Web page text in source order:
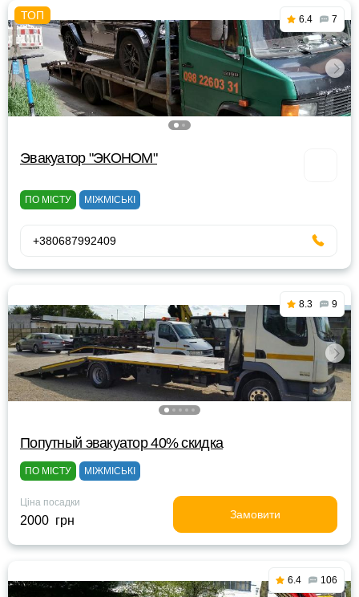
6.4 7
Эвакуатор "ЭКОНОМ"
ПО МІСТУ МІЖМІСЬКІ
+380687992409
8.3 9
Попутный эвакуатор 40% скидка
ПО МІСТУ МІЖМІСЬКІ
Ціна посадки
2000 грн Замовити
6.4 106